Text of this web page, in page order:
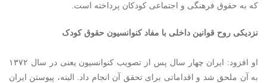
که به حقوق فرهنگی و اجتماعی کودکان پرداخته است.
نزدیکی روح قوانین داخلی با مفاد کنوانسیون حقوق کودک
او افزود: ایران چهار سال پس از تصویب کنوانسیون یعنی در سال ۱۳۷۲
به آن ملحق شد و اقداماتی برای تحقق آن انجام داد. البته، پیوستن ایران